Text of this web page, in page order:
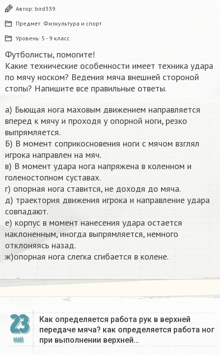
Автор: bird339
Предмет: Физкультура и спорт
Уровень: 5 - 9 класс
Футболисты, помогите!
Какие технические особенности имеет техника удара
по мячу носком? Ведения мяча внешней стороной
стопы? Напишите все правильные ответы.
а) Бьющая нога маховым движением направляется
вперед к мячу и проходя у опорной ноги, резко
выпрямляется.
Б) В момент соприкосновения ноги с мячом взглял
игрока направлен на мяч.
в) В момент удара нога напряжена в коленном и
голеностопном суставах.
г) опорная нога ставится, не доходя до мяча.
д) траектория движения игрока и направление удара
совпадают.
е) корпус в момент нанесения удара остается
наклоненным, иногда выпрямляется, немного
отклоняясь назад.
ж)опорная нога слегка сгибается в колене.​
23
МАЙ
Как определяется работа рук в верхней
передаче мяча? как определяется работа ног
при выполнении верхней…